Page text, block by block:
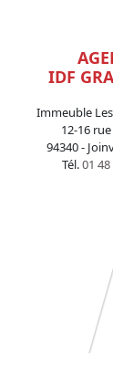
IDF
Immeuble
12-16
94340 -
Tél.01